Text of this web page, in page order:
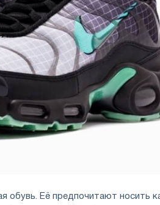
обувь. Её предпочитают носить